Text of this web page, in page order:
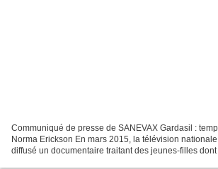
Communiqué de presse de SANEVAX Gardasil :
Norma Erickson En mars 2015, la télévision
diffusé un documentaire traitant des jeunes-filles